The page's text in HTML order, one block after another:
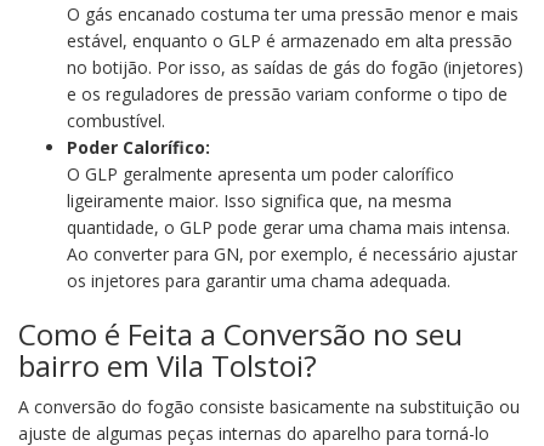
O gás encanado costuma ter uma pressão menor e mais
estável, enquanto o GLP é armazenado em alta pressão
no botijão. Por isso, as saídas de gás do fogão (injetores)
e os reguladores de pressão variam conforme o tipo de
combustível.
Poder Calorífico:
O GLP geralmente apresenta um poder calorífico
ligeiramente maior. Isso significa que, na mesma
quantidade, o GLP pode gerar uma chama mais intensa.
Ao converter para GN, por exemplo, é necessário ajustar
os injetores para garantir uma chama adequada.
Como é Feita a Conversão no seu
bairro em Vila Tolstoi?
A conversão do fogão consiste basicamente na substituição ou
ajuste de algumas peças internas do aparelho para torná-lo